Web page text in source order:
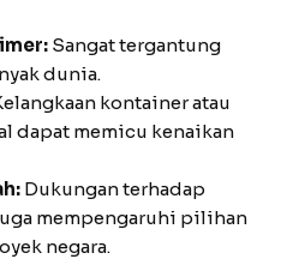
Sangat tergantung
dunia.
kontainer atau
dapat memicu kenaikan
Dukungan terhadap
mempengaruhi pilihan
negara.